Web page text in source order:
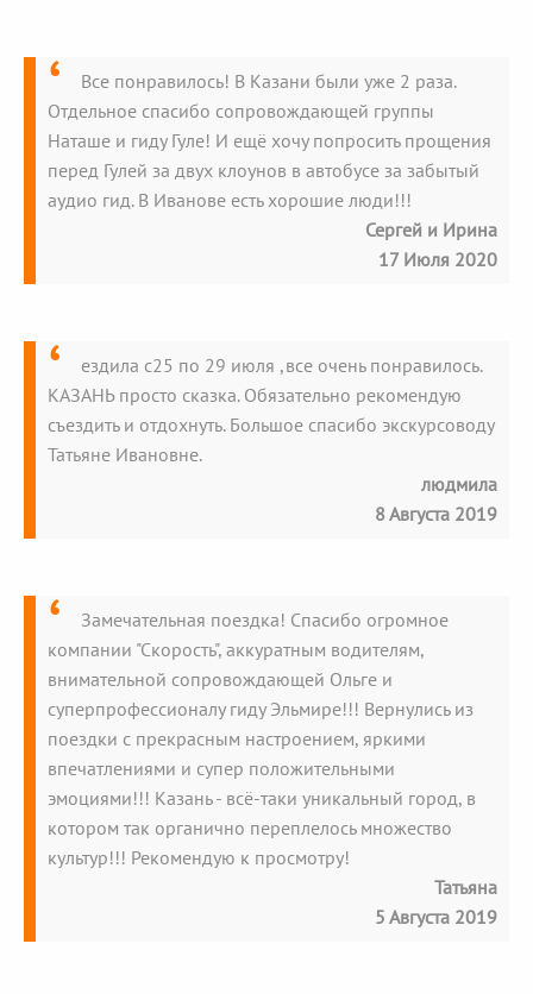
Все понравилось! В Казани были уже 2 раза.
Отдельное спасибо сопровождающей группы
Наташе и гиду Гуле! И ещё хочу попросить прощения
перед Гулей за двух клоунов в автобусе за забытый
аудио гид. В Иванове есть хорошие люди!!!
Сергей и Ирина
17 Июля 2020
ездила с25 по 29 июля ,все очень понравилось.
КАЗАНЬ просто сказка. Обязательно рекомендую
съездить и отдохнуть. Большое спасибо экскурсоводу
Татьяне Ивановне.
людмила
8 Августа 2019
Замечательная поездка! Спасибо огромное
компании "Скорость", аккуратным водителям,
внимательной сопровождающей Ольге и
суперпрофессионалу гиду Эльмире!!! Вернулись из
поездки с прекрасным настроением, яркими
впечатлениями и супер положительными
эмоциями!!! Казань - всё-таки уникальный город, в
котором так органично переплелось множество
культур!!! Рекомендую к просмотру!
Татьяна
5 Августа 2019